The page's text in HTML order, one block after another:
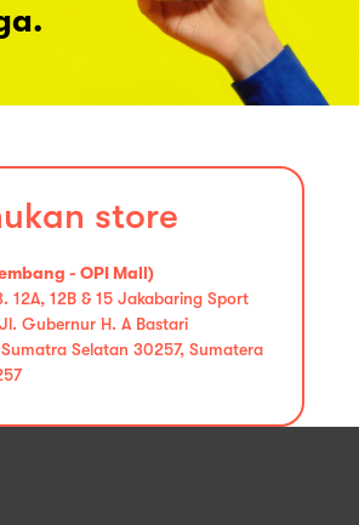
store
- OPI Mall)
12A, 12B & 15 Jakabaring Sport
Gubernur H. A Bastari
Selatan 30257, Sumatera